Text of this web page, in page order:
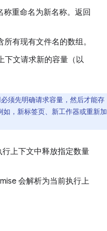
称重命名为新名称。返回
有现有文件名的数组。
下文请求新的容量（以
须先明确请求容量，然后才能存
，新标签页、新工作器或重新加
行上下文中释放指定数量
会解析为当前执行上